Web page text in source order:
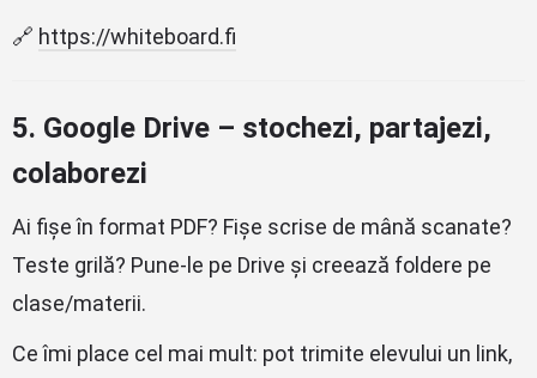
🔗 https://whiteboard.fi
5. Google Drive – stochezi, partajezi,
colaborezi
Ai fișe în format PDF? Fișe scrise de mână scanate?
Teste grilă? Pune-le pe Drive și creează foldere pe
clase/materii.
Ce îmi place cel mai mult: pot trimite elevului un link,